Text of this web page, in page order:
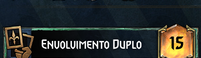
Envolvimento Duplo 15